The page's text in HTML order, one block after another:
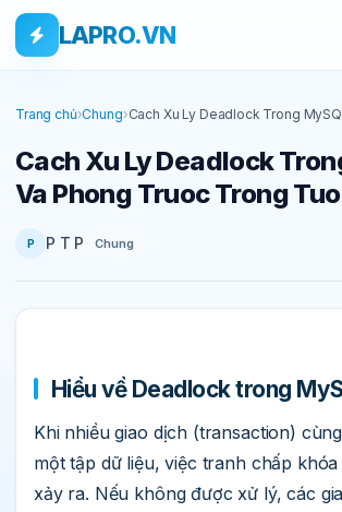
Skip to main content
Bỏ qua tới nội dung
LAPRO.VN
Trang chủ›Chung›Cach Xu Ly Deadlock Trong
Cach Xu Ly Deadlock
Va Phong Truoc Trong
P P T P Chung
Hiểu về Deadlock trong
Khi nhiều giao dịch (transaction)
một tập dữ liệu, việc tranh chấp
xảy ra. Nếu không được xử lý, các